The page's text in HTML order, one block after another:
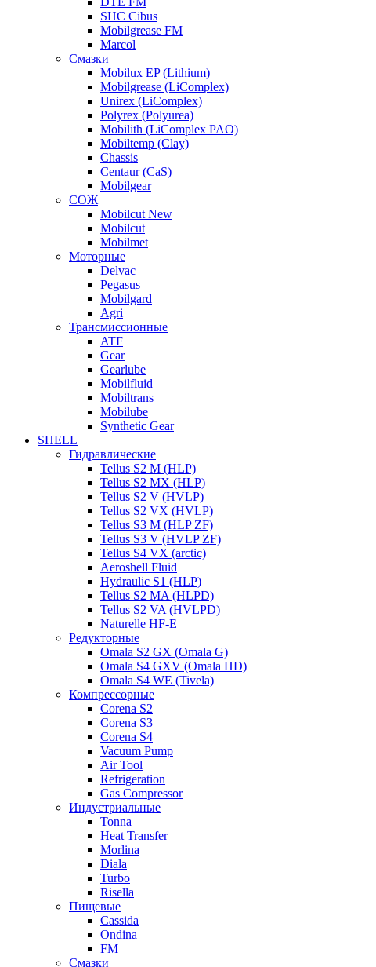
SHC Cibus
Mobilgrease FM
Marcol
Смазки
Mobilux EP (Lithium)
Mobilgrease (LiComplex)
Unirex (LiComplex)
Polyrex (Polyurea)
Mobilith (LiComplex PAO)
Mobiltemp (Clay)
Chassis
Centaur (CaS)
Mobilgear
СОЖ
Mobilcut New
Mobilcut
Mobilmet
Моторные
Delvac
Pegasus
Mobilgard
Agri
Трансмиссионные
ATF
Gear
Gearlube
Mobilfluid
Mobiltrans
Mobilube
Synthetic Gear
SHELL
Гидравлические
Tellus S2 M (HLP)
Tellus S2 MХ (HLP)
Tellus S2 V (HVLP)
Tellus S2 VX (HVLP)
Tellus S3 M (HLP ZF)
Tellus S3 V (HVLP ZF)
Tellus S4 VX (arctic)
Aeroshell Fluid
Hydraulic S1 (HLP)
Tellus S2 MA (HLPD)
Tellus S2 VA (HVLPD)
Naturelle HF-E
Редукторные
Omala S2 GX (Omala G)
Omala S4 GXV (Omala HD)
Omala S4 WE (Tivela)
Компрессорные
Corena S2
Corena S3
Corena S4
Vacuum Pump
Air Tool
Refrigeration
Gas Compressor
Индустриальные
Tonna
Heat Transfer
Morlina
Diala
Turbo
Risella
Пищевые
Cassida
Ondina
FM
Смазки